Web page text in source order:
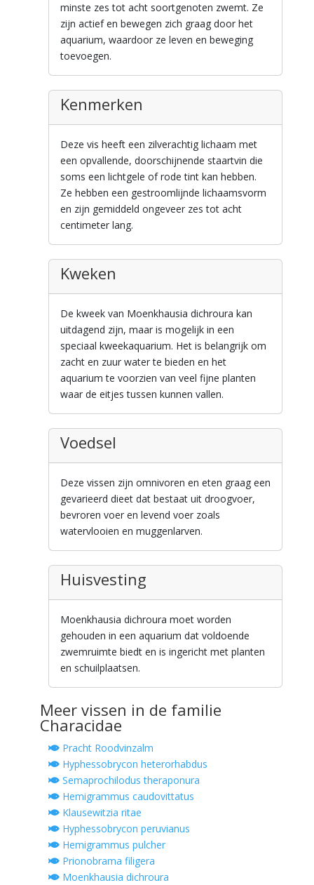
minste zes tot acht soortgenoten zwemt. Ze
zijn actief en bewegen zich graag door het
aquarium, waardoor ze leven en beweging
toevoegen.
Kenmerken
Deze vis heeft een zilverachtig lichaam met
een opvallende, doorschijnende staartvin die
soms een lichtgele of rode tint kan hebben.
Ze hebben een gestroomlijnde lichaamsvorm
en zijn gemiddeld ongeveer zes tot acht
centimeter lang.
Kweken
De kweek van Moenkhausia dichroura kan
uitdagend zijn, maar is mogelijk in een
speciaal kweekaquarium. Het is belangrijk om
zacht en zuur water te bieden en het
aquarium te voorzien van veel fijne planten
waar de eitjes tussen kunnen vallen.
Voedsel
Deze vissen zijn omnivoren en eten graag een
gevarieerd dieet dat bestaat uit droogvoer,
bevroren voer en levend voer zoals
watervlooien en muggenlarven.
Huisvesting
Moenkhausia dichroura moet worden
gehouden in een aquarium dat voldoende
zwemruimte biedt en is ingericht met planten
en schuilplaatsen.
Meer vissen in de familie
Characidae
Pracht Roodvinzalm
Hyphessobrycon heterorhabdus
Semaprochilodus theraponura
Hemigrammus caudovittatus
Klausewitzia ritae
Hyphessobrycon peruvianus
Hemigrammus pulcher
Prionobrama filigera
Moenkhausia dichroura